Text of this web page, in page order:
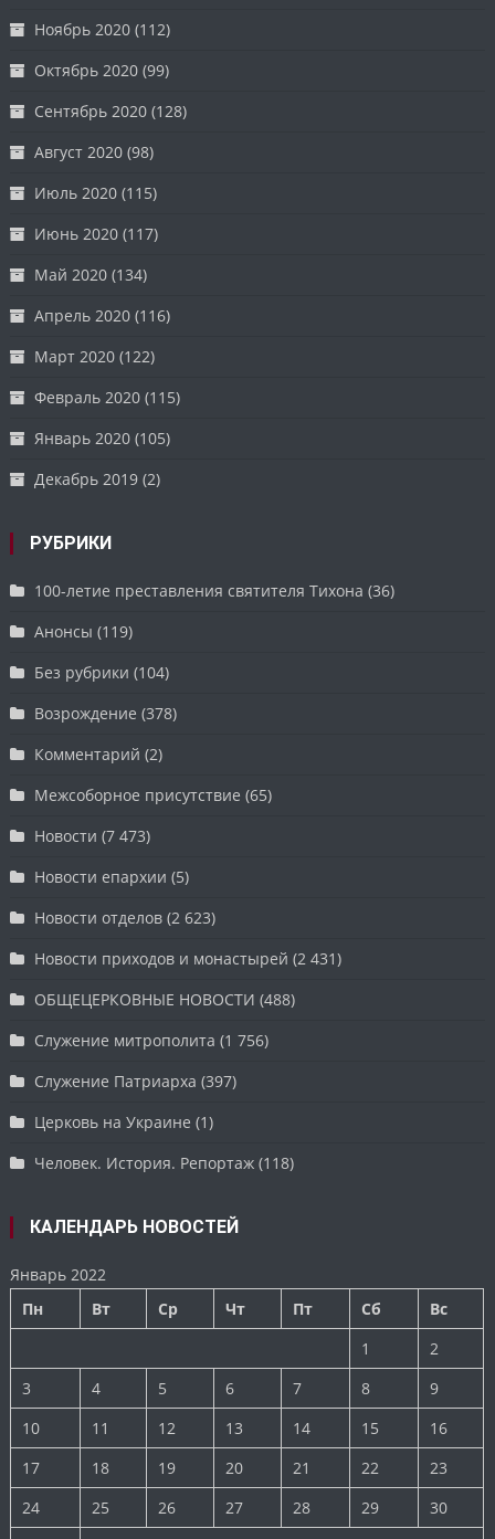
Ноябрь 2020 (112)
Октябрь 2020 (99)
Сентябрь 2020 (128)
Август 2020 (98)
Июль 2020 (115)
Июнь 2020 (117)
Май 2020 (134)
Апрель 2020 (116)
Март 2020 (122)
Февраль 2020 (115)
Январь 2020 (105)
Декабрь 2019 (2)
РУБРИКИ
100-летие преставления святителя Тихона (36)
Анонсы (119)
Без рубрики (104)
Возрождение (378)
Комментарий (2)
Межсоборное присутствие (65)
Новости (7 473)
Новости епархии (5)
Новости отделов (2 623)
Новости приходов и монастырей (2 431)
ОБЩЕЦЕРКОВНЫЕ НОВОСТИ (488)
Служение митрополита (1 756)
Служение Патриарха (397)
Церковь на Украине (1)
Человек. История. Репортаж (118)
КАЛЕНДАРЬ НОВОСТЕЙ
Январь 2022
Пн
Вт Ср Чт Пт Сб
Вс
1
2
3
4 5 6 7 8
9
10
11 12 13 14 15
16
17
18 19 20 21 22
23
24
25 26 27 28 29
30